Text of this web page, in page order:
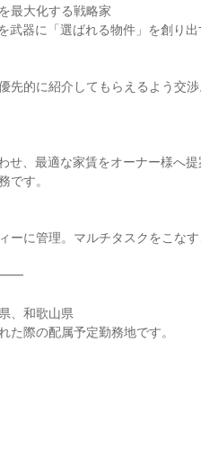
最大化する戦略家
器に「選ばれる物件」を創り出
先的に紹介してもらえるよう交
せ、最適な家賃をオーナー様へ
です。
ーに管理。マルチタスクをこな
━━
、和歌山県
際の配属予定勤務地です。